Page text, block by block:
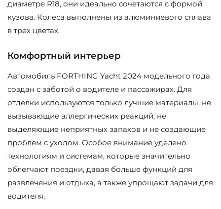
диаметре R18, они идеально сочетаются с формой
кузова. Колеса выполнены из алюминиевого сплава
в трех цветах.
Комфортный интерьер
Автомобиль FORTHING Yacht 2024 модельного года
создан с заботой о водителе и пассажирах. Для
отделки используются только лучшие материалы, не
вызывающие аллергических реакций, не
выделяющие неприятных запахов и не создающие
проблем с уходом. Особое внимание уделено
технологиям и системам, которые значительно
облегчают поездки, давая больше функций для
развлечения и отдыха, а также упрощают задачи для
водителя.